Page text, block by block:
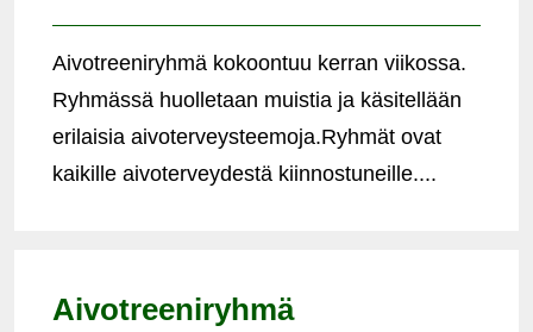
Aivotreeniryhmä kokoontuu kerran viikossa.
Ryhmässä huolletaan muistia ja käsitellään
erilaisia aivoterveysteemoja.Ryhmät ovat
kaikille aivoterveydestä kiinnostuneille....
Aivotreeniryhmä